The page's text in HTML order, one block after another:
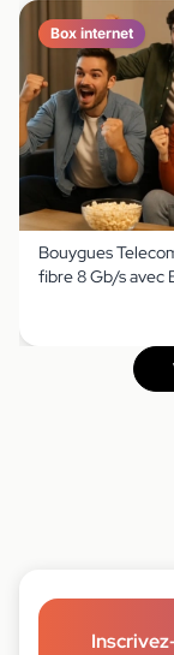
Box internet
Bouygues
fibre 8 Gb/s avec